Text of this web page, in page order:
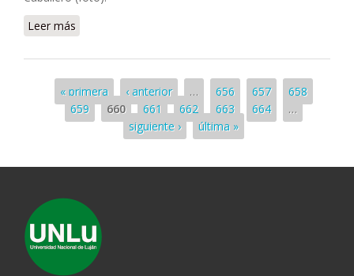
Leer más
Páginas« primera ‹ anterior … 656 657
658
659
660 661 662 663 664
…
siguiente ›
última »